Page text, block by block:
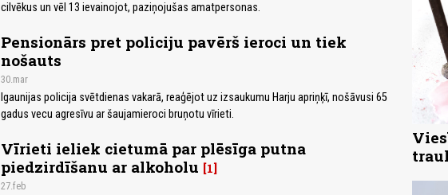
cilvēkus un vēl 13 ievainojot, paziņojušas amatpersonas.
Pensionārs pret policiju pavērš ieroci un tiek
nošauts
30.mar
Igaunijas policija svētdienas vakarā, reaģējot uz izsaukumu Harju apriņķī, nošāvusi 65
gadus vecu agresīvu ar šaujamieroci bruņotu vīrieti.
Vīrieti ieliek cietumā par plēsīga putna
piedzirdīšanu ar alkoholu 1
27.feb